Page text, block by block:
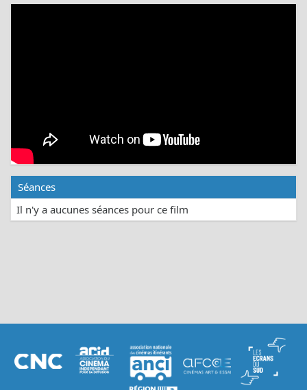
Séances
Il n'y a aucunes séances pour ce film